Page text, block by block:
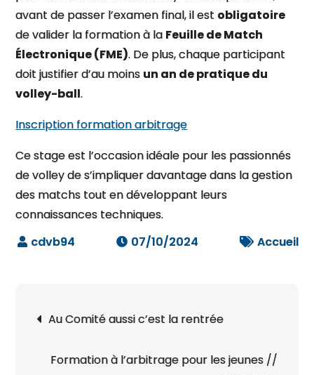
avant de passer l’examen final, il est obligatoire
de valider la formation à la Feuille de Match
Électronique (FME). De plus, chaque participant
doit justifier d’au moins un an de pratique du
volley-ball.
Inscription formation arbitrage
Ce stage est l’occasion idéale pour les passionnés
de volley de s’impliquer davantage dans la gestion
des matchs tout en développant leurs
connaissances techniques.
07/10/2024
Accueil
Navigation
de
l’article
Au Comité aussi c’est la rentrée
Formation à l’arbitrage pour les jeunes //